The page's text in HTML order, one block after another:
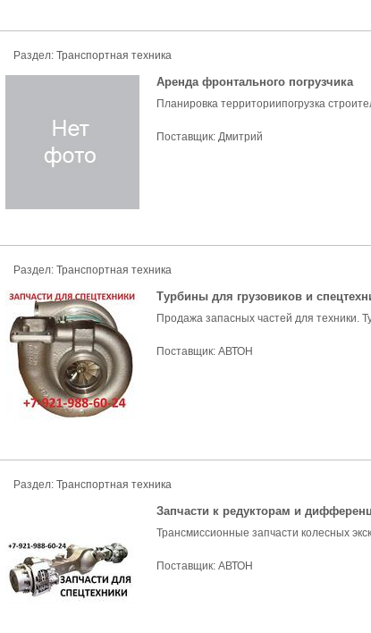
Раздел: Транспортная техника
Аренда фронтального погрузчика
Планировка территориипогрузка
Поставщик: Дмитрий
Раздел: Транспортная техника
Турбины для грузовиков и
Продажа запасных частей для техники.
Поставщик: АВТОН
Раздел: Транспортная техника
Запчасти к редукторам и
Трансмиссионные запчасти колесных
Поставщик: АВТОН